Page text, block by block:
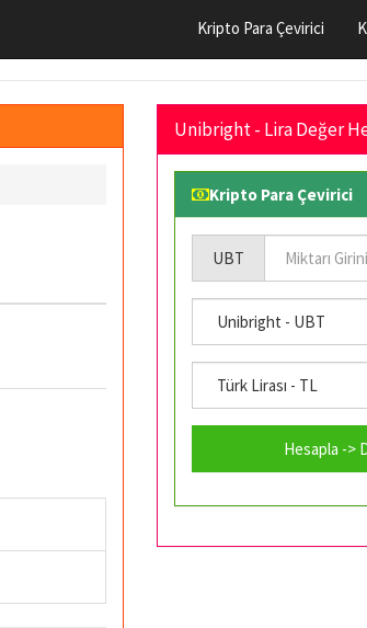
Kripto Para Çevirici
Unibright - Lira Değer
Kripto Para Çevirici
UBT
Hesapla ->